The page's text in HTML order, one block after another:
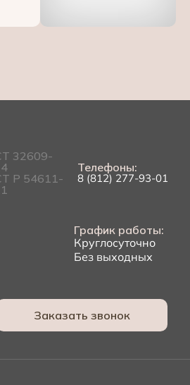
32609-
Р 54611-
Телефоны:
8 (812) 277-93-01
График работы:
Круглосуточно
Без выходных
Заказать звонок